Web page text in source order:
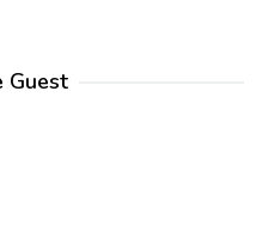
Guest